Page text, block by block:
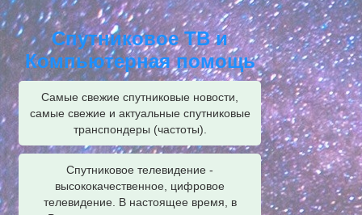
Спутниковое ТВ и
Компьютерная помощь
Самые свежие спутниковые новости,
самые свежие и актуальные спутниковые
транспондеры (частоты).
Спутниковое телевидение -
высококачественное, цифровое
телевидение. В настоящее время, в